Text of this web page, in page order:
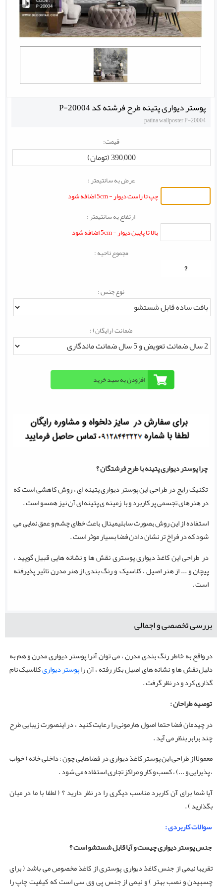
پوستر دیواری پتینه طرح فرشته کد P-20004
patina wallposter P-20004
قیمت:
390,000 (تومان)
عرض به سانتیمتر :
چپ تا راست دیوار - 5cm اضافه شود
ارتفاع به سانتیمتر :
بالا تا پایین دیوار - 5cm اضافه شود
مجموع ناحیه :
?
نوع جنس :
ضمانت (رایگان) :
چرا پوستر دیواری پتینه با طرح فرشتگان ؟
تکنیک رایج در طراحی این پوستر دیواری پتینه ای ، روش کاهشی است که
در هنرهای تجسمی پر کاربرد و با زمینه ی پتینه ای آن نیز همسو است .
استفاده از این روش بصورت سابلیمینال باعث خطای چشم و عمق نمایی می
شود که در فراخ تر نشان دادن فضا بسیار موثر است .
در طراحی این کاغذ دیواری پوستری نقش ها و نشانه هایی قبیل گوپید ،
پیچان و ... از هنر اصیل ، کلاسیک و رنگ بندی از هنر مدرن تاثیر پذیرفته
است .
بررسی تخصصی و اجمالی
در واقع به خاطر رنگ بندی مدرن ، می توان آنرا پوستر دیواری مدرن و هم به
دلیل نقش ها و نشانه های اصیل بکار رفته ، آن راپوستر دیواریکلاسیک نام
گذاری کرد و در نظر گرفت .
توصیه طراحان :
در چیدمان فضا حتما اصول هارمونی را رعایت کنید ، در اینصورت زیبایی طرح
چند برابر بنظر می آید .
معمولا از طراحی این پوستر کاغذ دیواری در فضاهایی چون : داخلی خانه ( خواب
، پذیرایی و ...) ، کسب و کار و مراکز تجاری استفاده می شود .
آیا شما برای آن کاربرد مناسب دیگری را در نظر دارید ؟ ( لطفا با ما در میان
بگذارید ) .
سوالات کاربردی :
جنس پوستر دیواری چیست و آیا قابل شستشو است ؟
تقریبا نیمی از جنس کاغذ دیواری پوستری از کاغذ مخصوص می باشد ( برای
چسبیدن و نصب بهتر ) و نیمی از جنس پی وی سی است که کیفیت چاپ را